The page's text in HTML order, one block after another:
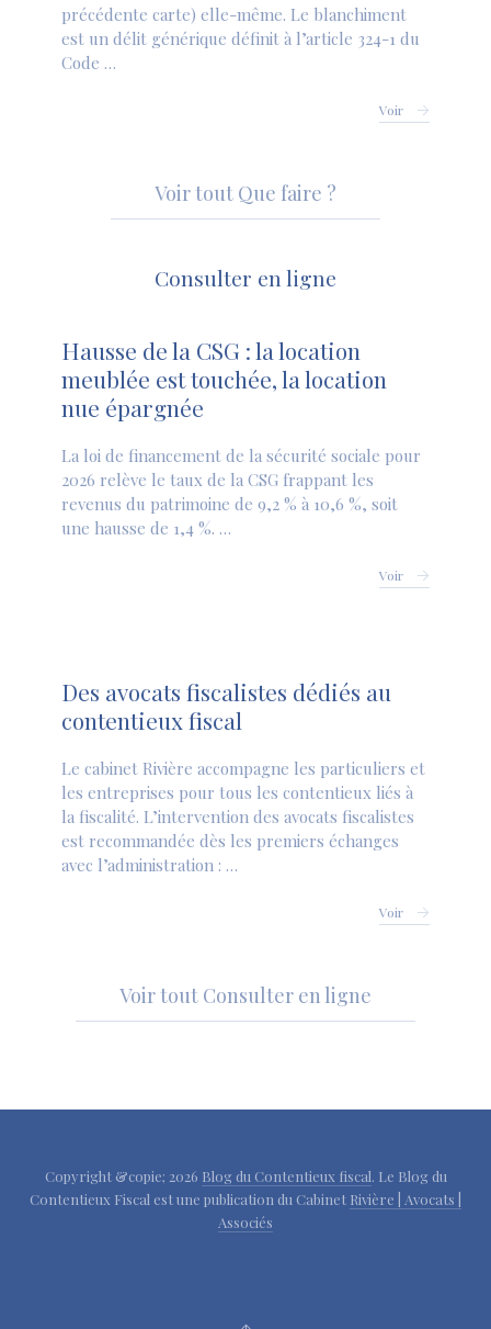
Consulter en ligne
Hausse de la CSG : la location
meublée est touchée, la location
nue épargnée
La loi de financement de la sécurité sociale pour
2026 relève le taux de la CSG frappant les
revenus du patrimoine de 9,2 % à 10,6 %, soit
une hausse de 1,4 %. …
Voir
Des avocats fiscalistes dédiés au
contentieux fiscal
Le cabinet Rivière accompagne les particuliers et
les entreprises pour tous les contentieux liés à
la fiscalité. L’intervention des avocats fiscalistes
est recommandée dès les premiers échanges
avec l’administration : …
Voir
Voir tout Consulter en ligne
précédente carte) elle-même. Le blanchiment
est un délit générique définit à l’article 324-1 du
Code …
Voir
Voir tout Que faire ?
Copyright &copie; 2026 Blog du Contentieux fiscal. Le Blog du
Contentieux Fiscal est une publication du Cabinet Rivière | Avocats |
Associés